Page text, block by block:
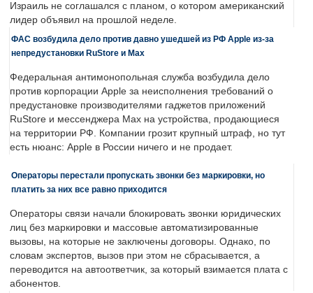
Израиль не соглашался с планом, о котором американский
лидер объявил на прошлой неделе.
ФАС возбудила дело против давно ушедшей из РФ Apple из-за
непредустановки RuStore и Max
Федеральная антимонопольная служба возбудила дело
против корпорации Apple за неисполнения требований о
предустановке производителями гаджетов приложений
RuStore и мессенджера Max на устройства, продающиеся
на территории РФ. Компании грозит крупный штраф, но тут
есть нюанс: Apple в России ничего и не продает.
Операторы перестали пропускать звонки без маркировки, но
платить за них все равно приходится
Операторы связи начали блокировать звонки юридических
лиц без маркировки и массовые автоматизированные
вызовы, на которые не заключены договоры. Однако, по
словам экспертов, вызов при этом не сбрасывается, а
переводится на автоответчик, за который взимается плата с
абонентов.